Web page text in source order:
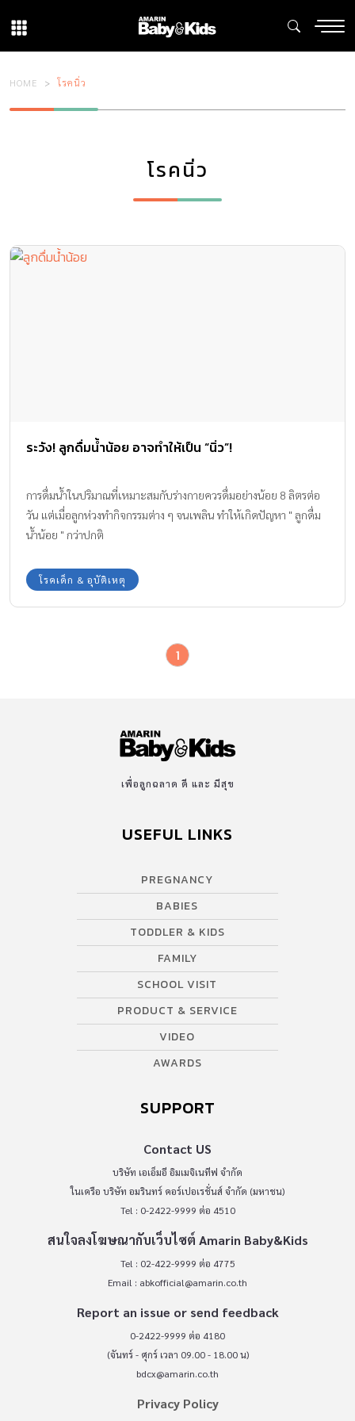
HOME โรคนิ่ว
โรคนิ่ว
ระวัง! ลูกดื่มน้ำน้อย อาจทำให้เป็น “นิ่ว”!
การดื่มน้ำในปริมาณที่เหมาะสมกับร่างกายควรดื่มอย่างน้อย 8 ลิตรต่อ
วัน แต่เมื่อลูกห่วงทำกิจกรรมต่าง ๆ จนเพลิน ทำให้เกิดปัญหา " ลูกดื่ม
น้ำน้อย " กว่าปกติ
โรคเด็ก & อุบัติเหตุ
1
เพื่อลูกฉลาด ดี และ มีสุข
USEFUL LINKS
PREGNANCY
BABIES
TODDLER & KIDS
FAMILY
SCHOOL VISIT
PRODUCT & SERVICE
VIDEO
AWARDS
SUPPORT
Contact US
บริษัท เอเอ็มอี อิมเมจิเนทีฟ จำกัด
ในเครือ บริษัท อมรินทร์ คอร์เปอเรชั่นส์ จำกัด (มหาชน)
Tel : 0-2422-9999 ต่อ 4510
สนใจลงโฆษณากับเว็บไซต์ Amarin Baby&Kids
Tel : 02-422-9999 ต่อ 4775
Email : abkofficial@amarin.co.th
Report an issue or send feedback
0-2422-9999 ต่อ 4180
(จันทร์ - ศุกร์ เวลา 09.00 - 18.00 น)
bdcx@amarin.co.th
Privacy Policy